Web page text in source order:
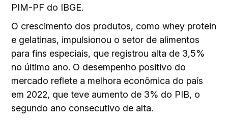
PIM-PF do IBGE.
O crescimento dos produtos, como whey protein
e gelatinas, impulsionou o setor de alimentos
para fins especiais, que registrou alta de 3,5%
no último ano. O desempenho positivo do
mercado reflete a melhora econômica do país
em 2022, que teve aumento de 3% do PIB, o
segundo ano consecutivo de alta.